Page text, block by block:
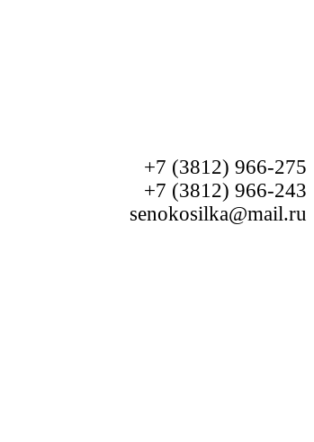
+7 (3812) 966-275
+7 (3812) 966-243
senokosilka@mail.ru